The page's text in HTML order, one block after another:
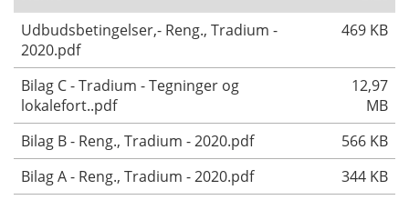
Udbudsbetingelser,- Reng., Tradium -
2020.pdf
469 KB
Bilag C - Tradium - Tegninger og
lokalefort..pdf
12,97
MB
Bilag B - Reng., Tradium - 2020.pdf
566 KB
Bilag A - Reng., Tradium - 2020.pdf
344 KB